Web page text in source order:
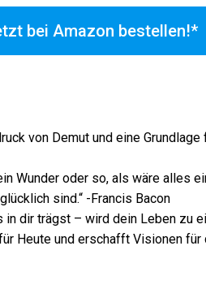
bei Amazon bestellen!*
von Demut und eine
Wunder oder so, als wäre alles
sind.“ -Francis Bacon
dir trägst – wird dein Leben zu
Heute und erschafft Visionen